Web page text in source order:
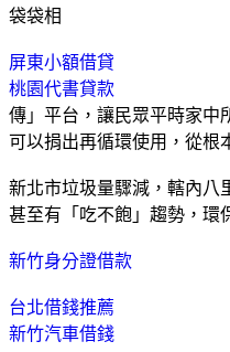
袋袋相
屏東小額借貸
桃園代書貸款
傳」平台，讓民眾平時家中
可以捐出再循環使用，從根
新北市垃圾量驟減，轄內八
甚至有「吃不飽」趨勢，環
新竹身分證借款
台北借錢推薦
新竹汽車借錢